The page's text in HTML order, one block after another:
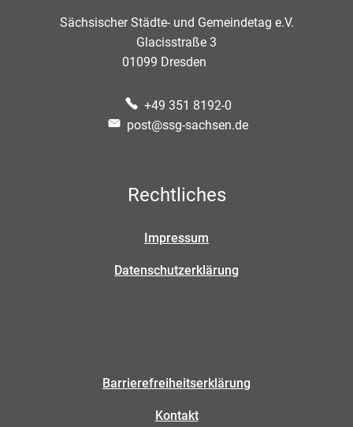
Sächsischer Städte- und Gemeindetag e.V.
Glacisstraße 3
01099 Dresden
+49 351 8192-0
post@ssg-sachsen.de
Rechtliches
Impressum
Datenschutzerklärung
Barrierefreiheitserklärung
Kontakt